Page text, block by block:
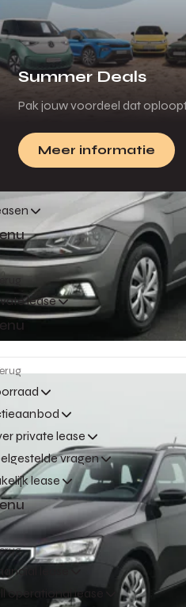
Summer Deals
Pak jouw voordeel dat
Meer informatie
Terug
lease
private lease
vragen
lease
lease
operational lease